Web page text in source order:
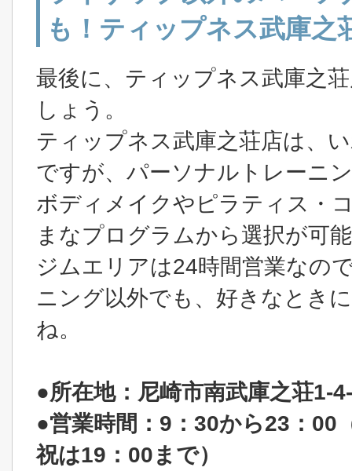
も！ティップネス武庫之
最後に、ティップネス武庫之
しょう。
ティップネス武庫之荘店は、
ですが、パーソナルトレーニ
ボディメイクやピラティス・
まなプログラムから選択が可
ジムエリアは24時間営業なの
ニング以外でも、好きなとき
ね。
●所在地：尼崎市南武庫之荘1-
●営業時間：9：30から23：00
祝は19：00まで）